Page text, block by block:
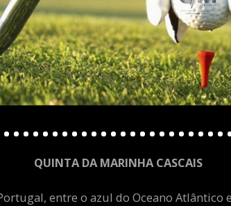
QUINTA DA MARINHA CASCAIS
entre o azul do Oceano Atlântico